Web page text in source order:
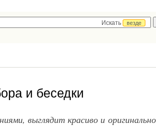
Искать
везде
и беседки
выглядит красиво и